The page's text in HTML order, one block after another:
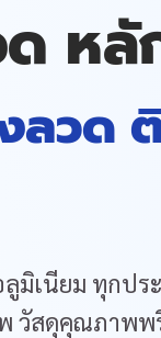
ด หลั
วด
มิเนียม ทุกปร
วัสดุคุณภาพพ